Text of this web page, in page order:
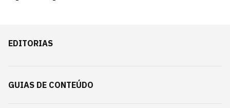
EDITORIAS
GUIAS DE CONTEÚDO